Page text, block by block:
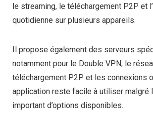
le streaming, le téléchargement P2P et
quotidienne sur plusieurs appareils.
Il propose également des serveurs
notamment pour le Double VPN, le
téléchargement P2P et les connexions
application reste facile à utiliser malgré
important d’options disponibles.